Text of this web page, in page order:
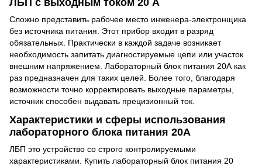
ЛБП с выходным током 20 А
Сложно представить рабочее место инженера-электронщика
без источника питания. Этот прибор входит в разряд
обязательных. Практически в каждой задаче возникает
необходимость запитать диагностируемые цепи или участок
внешним напряжением. Лабораторный блок питания 20А как
раз предназначен для таких целей. Более того, благодаря
возможности точно корректировать выходные параметры,
источник способен выдавать прецизионный ток.
Характеристики и сферы использования
лабораторного блока питания 20А
ЛБП это устройство со строго контролируемыми
характеристиками. Купить лабораторный блок питания 20